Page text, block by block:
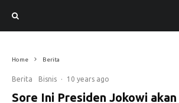
Menteri Keuangan Sri Mulyani Indrawati menjawab wartawan, di
Home Berita
Berita Bisnis · 10 years ago
Sore Ini Presiden Jokowi